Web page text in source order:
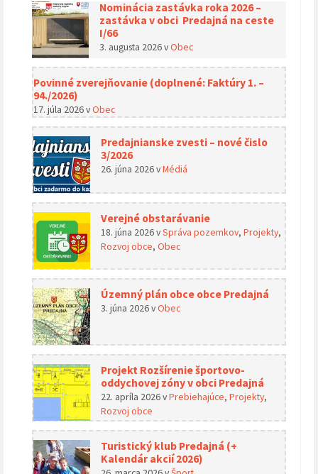
Nominácia zastávka roka 2026 –
zastávka v obci Predajná na ceste
I/66
3. augusta 2026vObec
Povinné zverejňovanie (doplnené: Faktúry 1. –
94./2026)
17. júla 2026vObec
Predajnianske zvesti – nové čislo
3/2026
26. júna 2026vMédiá
Verejné obstarávanie
18. júna 2026vSpráva pozemkov, Projekty,
Rozvoj obce, Obec
Územný plán obce obce Predajná
3. júna 2026vObec
Projekt Rozšírenie športovo-
oddychovej zóny v obci Predajná
22. apríla 2026vPrebiehajúce, Projekty,
Rozvoj obce
Turistický klub Predajná (+
Kalendár akcií 2026)